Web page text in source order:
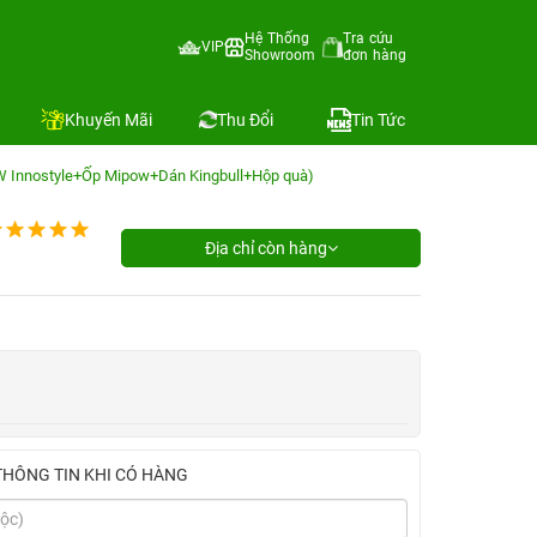
VIP
Hệ Thống
Showroom
Tra cứu
đơn hàng
Khuyến Mãi Thu Đổi Tin Tức
Innostyle+Ốp Mipow+Dán Kingbull+Hộp quà)
Địa chỉ còn hàng
TIN KHI CÓ HÀNG